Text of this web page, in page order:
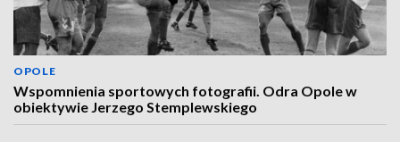
OPOLE
Wspomnienia sportowych fotografii. Odra Opole w
obiektywie Jerzego Stemplewskiego